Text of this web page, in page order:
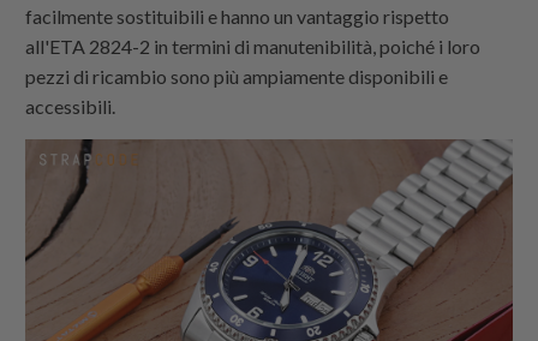
facilmente sostituibili e hanno un vantaggio rispetto
all'ETA 2824-2 in termini di manutenibilità, poiché i loro
pezzi di ricambio sono più ampiamente disponibili e
accessibili.